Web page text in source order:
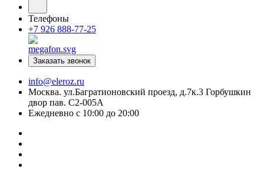
Телефоны
+7 926 888-77-25
Заказать звонок
info@eleroz.ru
Москва. ул.Багратионовский проезд, д.7к.3 Горбушкин
двор пав. C2-005A
Ежедневно с 10:00 до 20:00